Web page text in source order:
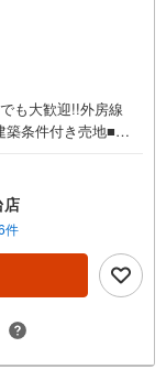
も大歓迎!!外房線
築条件付き売地■フ
る泉谷公園まで徒
不動産のことなら株
様の一生の宝物に
れるよう全力でサ
迅速にご対応致しま
幣社HPリニューア
ーディーに対応。‥
店
件